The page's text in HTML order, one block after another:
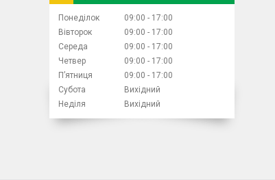
Понеділок 09:00
17:00
Вівторок
09:00
17:00
Середа
09:00
17:00
Четвер
09:00
17:00
Пʼятниця
09:00
17:00
Субота
Вихідний
Неділя
Вихідний